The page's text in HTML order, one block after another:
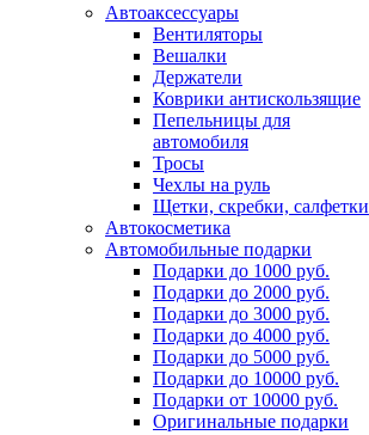
Автоаксессуары
Вентиляторы
Вешалки
Держатели
Коврики антискользящие
Пепельницы для
автомобиля
Тросы
Чехлы на руль
Щетки, скребки, салфетки
Автокосметика
Автомобильные подарки
Подарки до 1000 руб.
Подарки до 2000 руб.
Подарки до 3000 руб.
Подарки до 4000 руб.
Подарки до 5000 руб.
Подарки до 10000 руб.
Подарки от 10000 руб.
Оригинальные подарки